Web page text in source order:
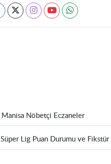
Manisa Nöbetçi Eczaneler
Süper Lig Puan Durumu ve Fikstür